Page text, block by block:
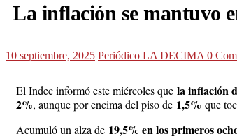
La inflación se mantuvo
10 septiembre, 2025 Periódico LA DECIMA 0
El Indec informó este miércoles que la inflación
2%, aunque por encima del piso de 1,5% que
Acumuló un alza de 19,5% en los primeros